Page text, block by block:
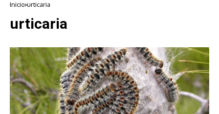
Inicio urticaria
urticaria